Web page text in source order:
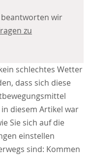
beantworten wir
zu
schlechtes Wetter
dass sich diese
diesem Artikel war
Sie sich auf die
einstellen
sind: Kommen